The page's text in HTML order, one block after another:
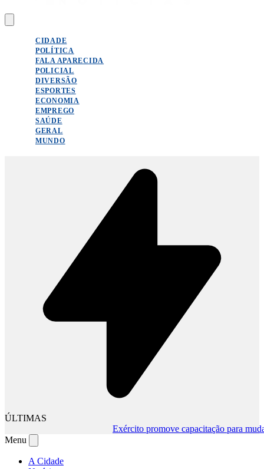
CIDADE
POLÍTICA
FALA APARECIDA
POLICIAL
DIVERSÃO
ESPORTES
ECONOMIA
EMPREGO
SAÚDE
GERAL
MUNDO
ÚLTIMAS
Exército promove capacitação para
Menu
A Cidade